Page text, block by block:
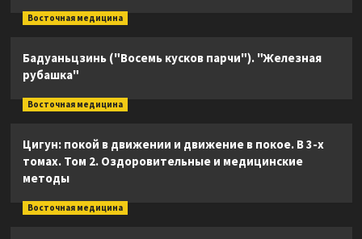
Восточная медицина
Бадуаньцзинь ("Восемь кусков парчи"). "Железная
рубашка"
Восточная медицина
Цигун: покой в движении и движение в покое. В 3-х
томах. Том 2. Оздоровительные и медицинские
методы
Восточная медицина